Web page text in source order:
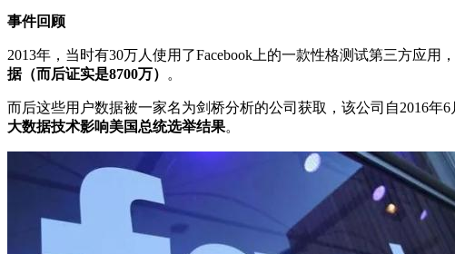
事件回顾
2013年，当时有30万人使用了Facebook上的一款性格测试第三方应
据（而后证实是8700万）
。
而后这些用户数据被一家名为剑桥分析的公司获取，该公司自2016
大数据技术影响美国总统选举结果。